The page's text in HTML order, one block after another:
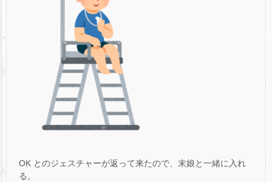
OK とのジェスチャーが返って来たので、末娘と一緒に入れ
る。